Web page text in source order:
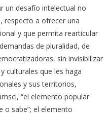
un desafío intelectual no
respecto a ofrecer una
y que permita rearticular
de pluralidad, de
sin invisibilizar
culturales que les haga
y sus territorios,
“el elemento popular
o sabe”; el elemento